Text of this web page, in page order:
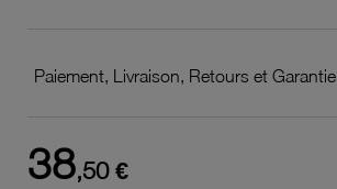
Paiement, Livraison, Retours et Garantie
38,50 €